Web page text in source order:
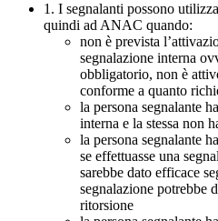
1. I segnalanti possono
quindi ad ANAC quando:
non è prevista
segnalazione interna
obbligatorio, non è
conforme a quanto
la persona segnalante
interna e la stessa non
la persona segnalante
se effettuasse una
sarebbe dato efficace
segnalazione potrebbe
ritorsione